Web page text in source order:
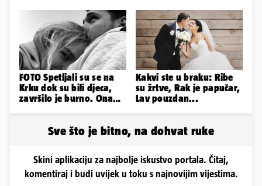
ovako sad izgleda
FOTO Spetljali su se na
Krku dok su bili djeca,
završilo je burno. Ona
Kakvi ste u braku: Ribe
su žrtve, Rak je papučar,
Lav pouzdan...
Sve što je bitno, na dohvat ruke
Skini aplikaciju za najbolje iskustvo portala. Čitaj,
komentiraj i budi uvijek u toku s najnovijim vijestima.